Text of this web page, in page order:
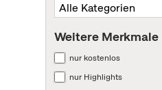
Weitere Merkmale
nur kostenlos
nur Highlights